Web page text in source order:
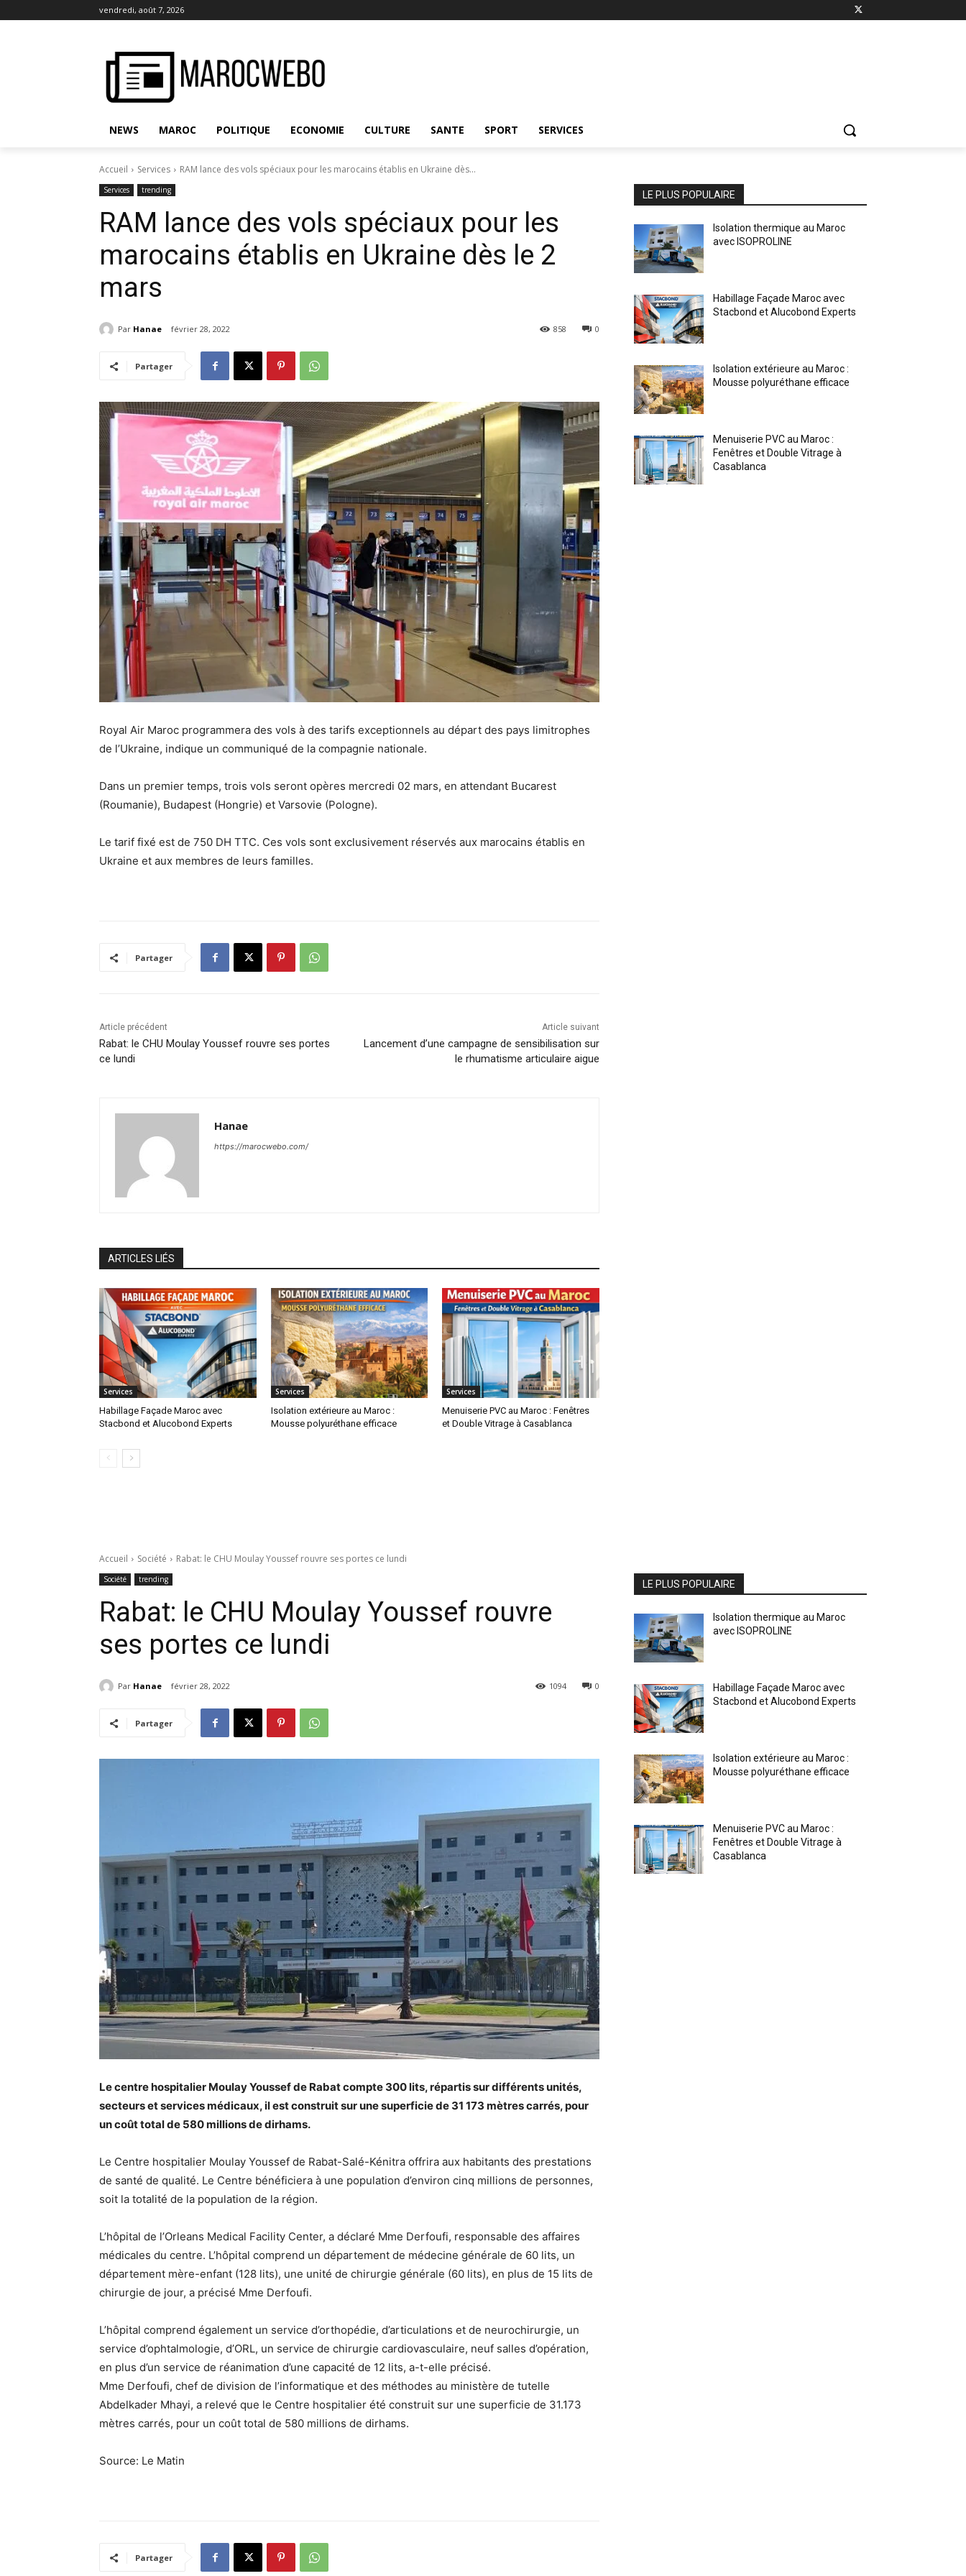
vendredi, août 7, 2026
NEWS MAROC POLITIQUE ECONOMIE CULTURE SANTE SPORT SERVICES
Accueil Services RAM lance des vols spéciaux pour les marocains établis en Ukraine dès...
Services trending
RAM lance des vols spéciaux pour les
marocains établis en Ukraine dès le 2
mars
Par Hanae février 28, 2022 0
858
Partager
Royal Air Maroc programmera des vols à des tarifs exceptionnels au départ des pays limitrophes
de l’Ukraine, indique un communiqué de la compagnie nationale.
Dans un premier temps, trois vols seront opères mercredi 02 mars, en attendant Bucarest
(Roumanie), Budapest (Hongrie) et Varsovie (Pologne).
Le tarif fixé est de 750 DH TTC. Ces vols sont exclusivement réservés aux marocains établis en
Ukraine et aux membres de leurs familles.
Partager
Article précédent
Rabat: le CHU Moulay Youssef rouvre ses portes
ce lundi
Article suivant
Lancement d’une campagne de sensibilisation sur
le rhumatisme articulaire aigue
Hanae
https://marocwebo.com/
ARTICLES LIÉS
Services
Habillage Façade Maroc avec
Stacbond et Alucobond Experts
Services
Isolation extérieure au Maroc :
Mousse polyuréthane efficace
Services
Menuiserie PVC au Maroc : Fenêtres
et Double Vitrage à Casablanca
LE PLUS POPULAIRE
Isolation thermique au Maroc
avec ISOPROLINE
Habillage Façade Maroc avec
Stacbond et Alucobond Experts
Isolation extérieure au Maroc :
Mousse polyuréthane efficace
Menuiserie PVC au Maroc :
Fenêtres et Double Vitrage à
Casablanca